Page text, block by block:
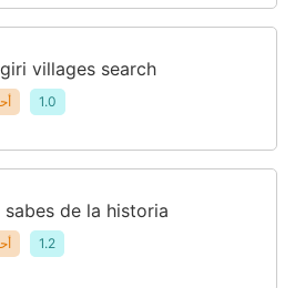
villages search
1.0
sabes de la historia
1.2